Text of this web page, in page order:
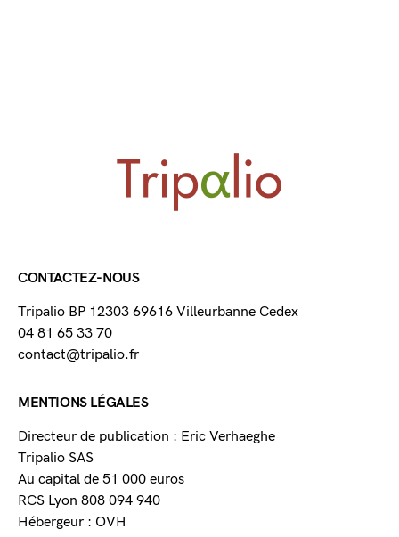
CONTACTEZ-NOUS
Tripalio BP 12303 69616 Villeurbanne Cedex
04 81 65 33 70
contact@tripalio.fr
MENTIONS LÉGALES
Directeur de publication : Eric Verhaeghe
Tripalio SAS
Au capital de 51 000 euros
RCS Lyon 808 094 940
Hébergeur : OVH